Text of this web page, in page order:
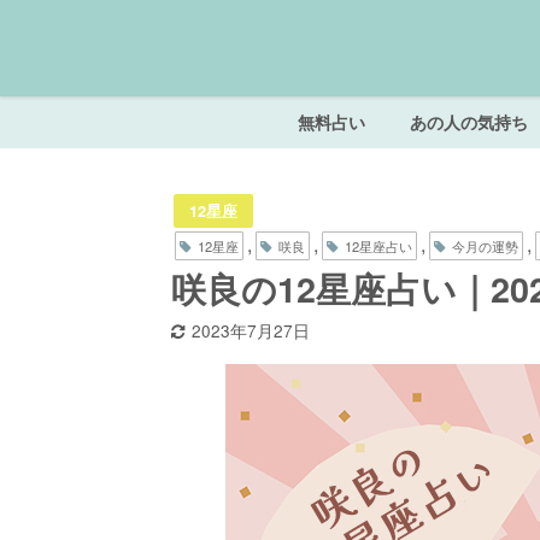
無料占い あの人の気持ち
12星座
12星座 , 咲良 , 12星座占い , 今月の運勢 ,
咲良の12星座占い｜
2023年7月27日